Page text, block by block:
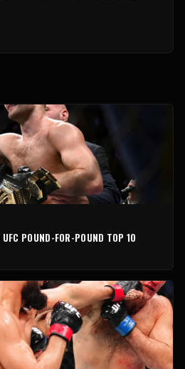
UFC POUND-FOR-POUND TOP 10